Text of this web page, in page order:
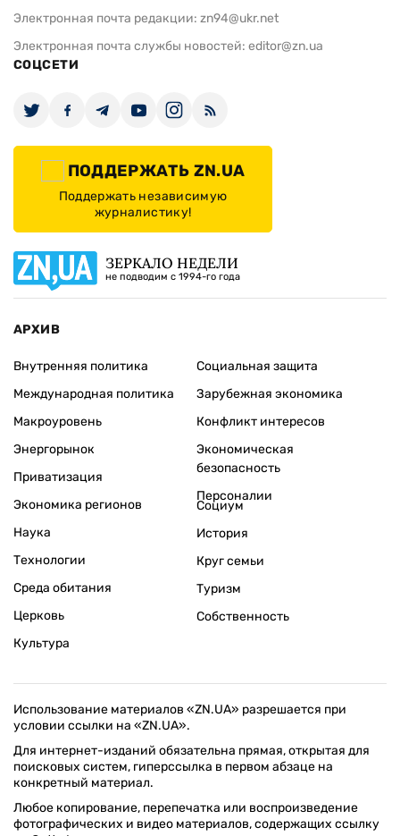
Электронная почта редакции: zn94@ukr.net
Электронная почта службы новостей: editor@zn.ua
СОЦСЕТИ
ПОДДЕРЖАТЬ ZN.UA
Поддержать независимую
журналистику!
ЗЕРКАЛО НЕДЕЛИ
не подводим с 1994-го года
АРХИВ
Внутренняя политика
Международная политика
Макроуровень
Энергорынок
Приватизация
Экономика регионов
Социальная защита
Зарубежная экономика
Конфликт интересов
Экономическая
безопасность
Персоналии
Наука
Технологии
Среда обитания
Церковь
Культура
Социум
История
Круг семьи
Туризм
Собственность
Использование материалов «ZN.UA» разрешается при
условии ссылки на «ZN.UA».
Для интернет-изданий обязательна прямая, открытая для
поисковых систем, гиперссылка в первом абзаце на
конкретный материал.
Любое копирование, перепечатка или воспроизведение
фотографических и видео материалов, содержащих ссылку